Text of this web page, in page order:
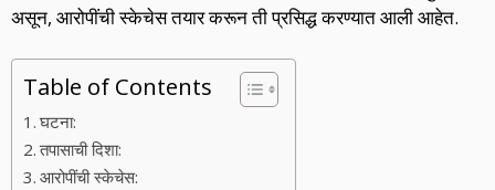
o
k
m p
p
असून, आरोपींची स्केचेस तयार करून ती प्रसिद्ध करण्यात आली आहेत.
Table of Contents
घटना:
तपासाची दिशा:
आरोपींची स्केचेस: